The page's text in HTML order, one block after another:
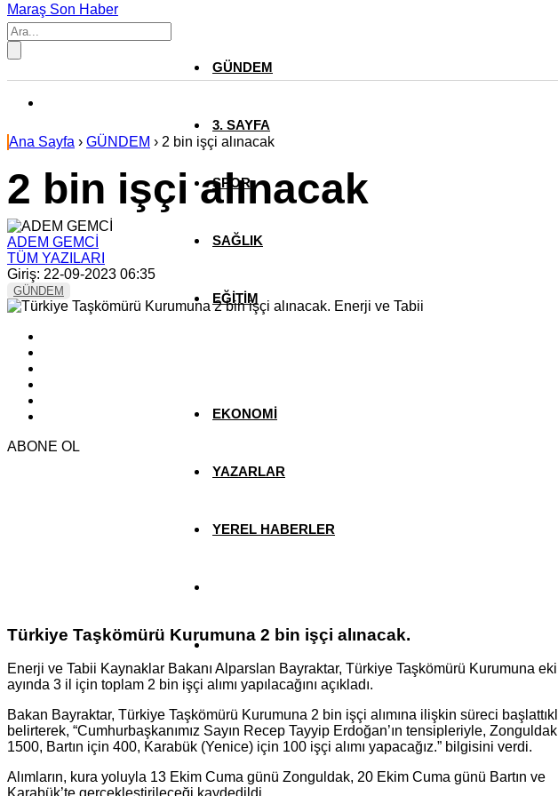
Maraş Son Haber
GÜNDEM
3. SAYFA
SPOR
SAĞLIK
EĞİTİM
EKONOMİ
YAZARLAR
YEREL HABERLER
Ana Sayfa › GÜNDEM › 2 bin işçi alınacak
2 bin işçi alınacak
ADEM GEMCİ
TÜM YAZILARI
Giriş: 22-09-2023 06:35
GÜNDEM
ABONE OL
Türkiye Taşkömürü Kurumuna 2 bin işçi alınacak.
Enerji ve Tabii Kaynaklar Bakanı Alparslan Bayraktar, Türkiye Taşkömürü Kurumuna
ayında 3 il için toplam 2 bin işçi alımı yapılacağını açıkladı.
Bakan Bayraktar, Türkiye Taşkömürü Kurumuna 2 bin işçi alımına ilişkin süreci
belirterek, “Cumhurbaşkanımız Sayın Recep Tayyip Erdoğan’ın tensipleriyle,
1500, Bartın için 400, Karabük (Yenice) için 100 işçi alımı yapacağız.” bilgisini verdi.
Alımların, kura yoluyla 13 Ekim Cuma günü Zonguldak, 20 Ekim Cuma günü Bartın ve